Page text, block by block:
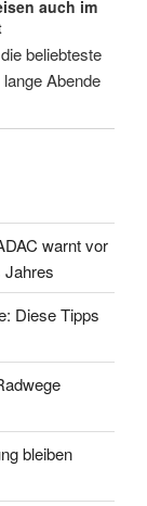
auch im
beliebteste
Abende
warnt vor
Jahres
Diese Tipps
bleiben